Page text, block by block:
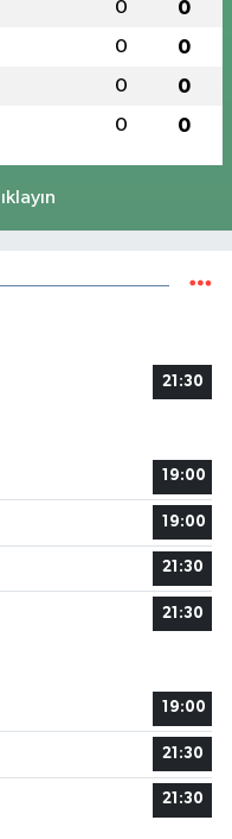
0 0
0 0
0 0
0 0
21:30
19:00
19:00
21:30
21:30
19:00
21:30
21:30